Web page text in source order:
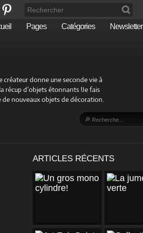
Pages Catégories Newsletter
créateur donne une seconde vie à
récup d’objets étonnants !Je fais
nouveaux objets de décoration.
ARTICLES RÉCENTS